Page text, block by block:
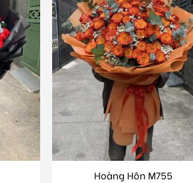
Hoàng Hôn M755